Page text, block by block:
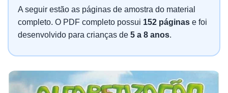
A seguir estão as páginas de amostra do material
completo. O PDF completo possui 152 páginas e foi
desenvolvido para crianças de 5 a 8 anos.